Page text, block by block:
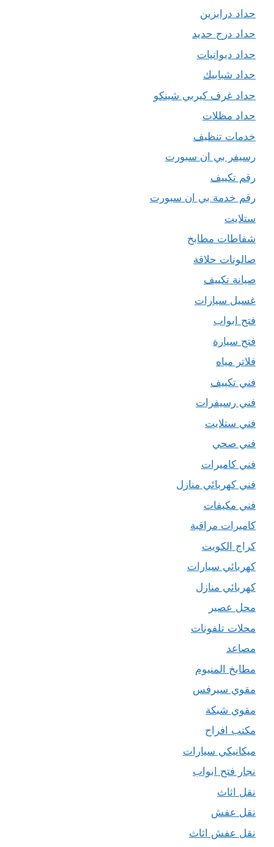
حداد درابزين
حداد درج حديد
حداد ديوانيات
حداد شبابيك
حداد غرف كيربي شينكو
حداد مظلات
خدمات تنظيف
رسيفر بي ان سبورت
رقم تكييف
رقم خدمة بي ان سبورت
ستلايت
شفاطات مطابخ
صالونات حلاقة
صيانة تكييف
غسيل سيارات
فتح ابواب
فتح سيارة
فلاتر مياه
فني تكييف
فني رسيفرات
فني ستلايت
فني صحي
فني كاميرات
فني كهربائي منازل
فني مكيفات
كاميرات مراقبة
كراج الكويت
كهربائي سيارات
كهربائي منازل
محل عصير
محلات تلفونات
مصاعد
مطابخ المنيوم
مقوي سيرفس
مقوي شبكة
مكتب افراح
ميكانيكي سيارات
نجار فتح ابواب
نقل اثاث
نقل عفش
نقل عفش اثاث